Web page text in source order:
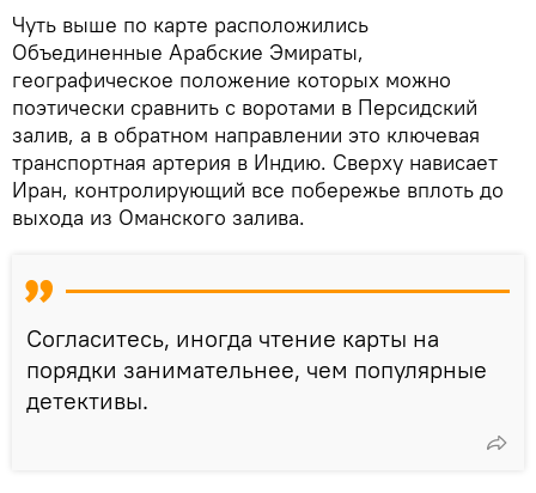
Чуть выше по карте расположились
Объединенные Арабские Эмираты,
географическое положение которых можно
поэтически сравнить с воротами в Персидский
залив, а в обратном направлении это ключевая
транспортная артерия в Индию. Сверху нависает
Иран, контролирующий все побережье вплоть до
выхода из Оманского залива.
Согласитесь, иногда чтение карты на
порядки занимательнее, чем популярные
детективы.